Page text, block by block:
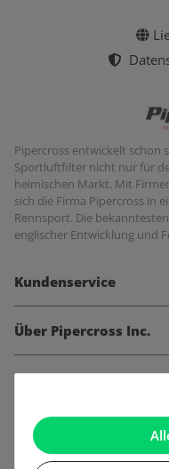
Pipercross entwickelt schon
Sportluftfilter nicht nur für
heimischen Markt. Mit
sich die Firma Pipercross in
Rennsport. Die
englischer Entwicklung und
Kundenservice
Über Pipercross Inc.
Informationen
Gesetzliche